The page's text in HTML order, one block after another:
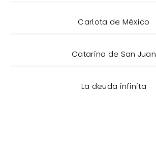
Carlota de México
Catarina de San Juan
La deuda infinita